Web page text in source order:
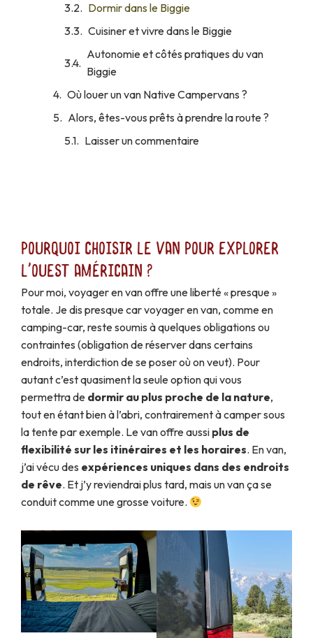
Dormir dans le Biggie
Cuisiner et vivre dans le Biggie
Autonomie et côtés pratiques du van
Biggie
Où louer un van Native Campervans ?
Alors, êtes-vous prêts à prendre la route ?
Laisser un commentaire
Pourquoi choisir le van pour explorer
l'Ouest américain ?
Pour moi, voyager en van offre une liberté « presque »
totale. Je dis presque car voyager en van, comme en
camping-car, reste soumis à quelques obligations ou
contraintes (obligation de réserver dans certains
endroits, interdiction de se poser où on veut). Pour
autant c’est quasiment la seule option qui vous
permettra de dormir au plus proche de la nature,
tout en étant bien à l’abri, contrairement à camper sous
la tente par exemple. Le van offre aussi plus de
flexibilité sur les itinéraires et les horaires. En van,
j’ai vécu des expériences uniques dans des endroits
de rêve. Et j’y reviendrai plus tard, mais un van ça se
conduit comme une grosse voiture.